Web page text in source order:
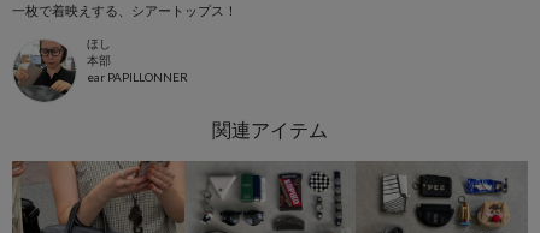
一枚で着映えする、シアートップス！
ほし
本部
ear PAPILLONNER